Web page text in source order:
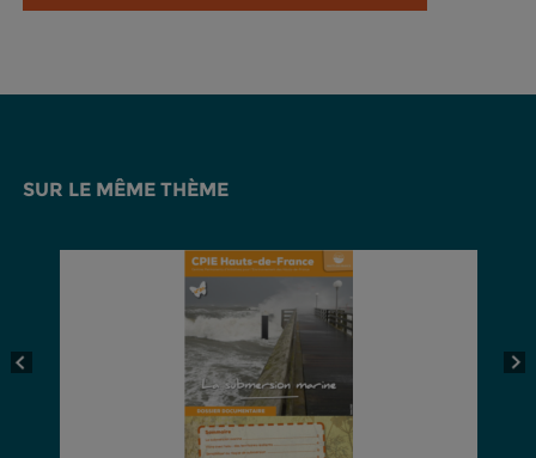
SUR LE MÊME THÈME